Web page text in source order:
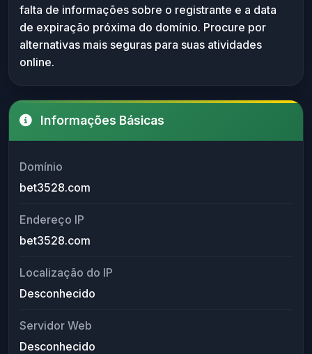
falta de informações sobre o registrante e a data
de expiração próxima do domínio. Procure por
alternativas mais seguras para suas atividades
online.
Informações Básicas
Domínio
bet3528.com
Endereço IP
bet3528.com
Localização do IP
Desconhecido
Servidor Web
Desconhecido